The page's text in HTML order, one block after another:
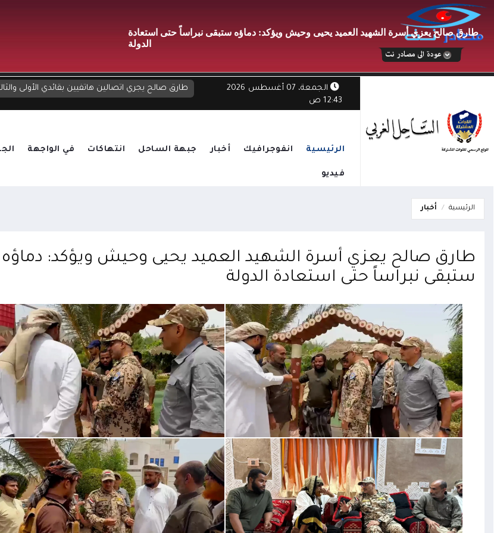
طارق صالح يعزي أسرة الشهيد العميد يحيى وحيش ويؤكد: دماؤه ستبقى نبراساً حتى استعادة
الدولة